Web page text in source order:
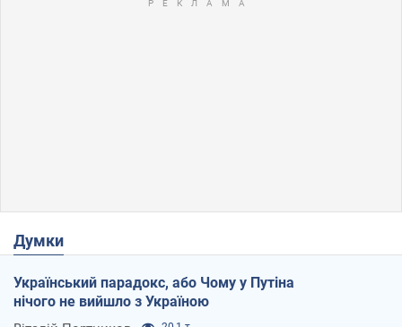
Думки
Український парадокс, або Чому у Путіна
нічого не вийшло з Україною